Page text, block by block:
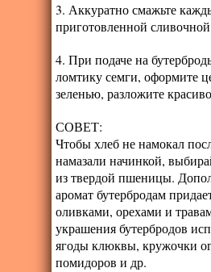
3. Аккуратно смажьте
приготовленной
4. При подаче на
ломтику семги, оформите
зеленью, разложите
СОВЕТ:
Чтобы хлеб не намокал
намазали начинкой,
из твердой пшеницы.
аромат бутербродам
оливками, орехами и
украшения бутербродов
ягоды клюквы, кружочки
помидоров и др.